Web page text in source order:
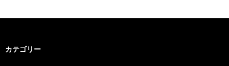
カテゴリー